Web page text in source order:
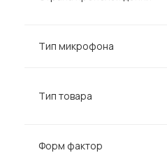
Тип микрофона
Тип товара
Форм фактор